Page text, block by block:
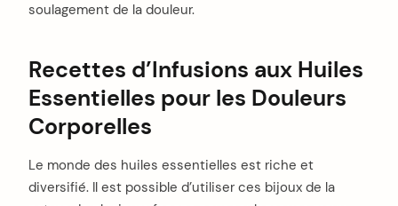
soulagement de la douleur.
Recettes d’Infusions aux Huiles
Essentielles pour les Douleurs
Corporelles
Le monde des huiles essentielles est riche et
diversifié. Il est possible d’utiliser ces bijoux de la